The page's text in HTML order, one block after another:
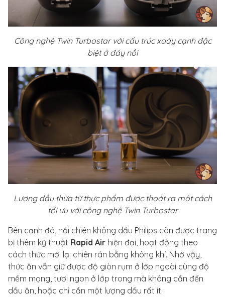
Công nghệ Twin Turbostar với cấu trúc xoáy cạnh đặc
biệt ở đáy nồi
Lượng dầu thừa từ thực phẩm được thoát ra một cách
tối ưu với công nghệ Twin Turbostar
Bên cạnh đó, nồi chiên không dầu Philips còn được trang
bị thêm kỹ thuật Rapid Air hiện đại, hoạt động theo
cách thức mới lạ: chiên rán bằng không khí. Nhờ vậy,
thức ăn vẫn giữ được độ giòn rụm ở lớp ngoài cùng độ
mềm mọng, tươi ngon ở lớp trong mà không cần đến
dầu ăn, hoặc chỉ cần một lượng dầu rất ít.